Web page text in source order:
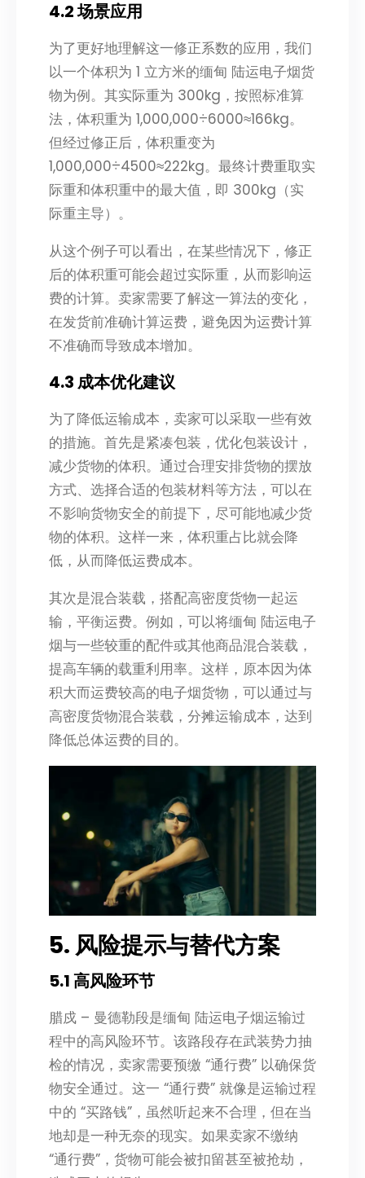
4.2 场景应用
为了更好地理解这一修正系数的应用，我们
以一个体积为 1 立方米的缅甸 陆运电子烟货
物为例。其实际重为 300kg，按照标准算
法，体积重为 1,000,000÷6000≈166kg。
但经过修正后，体积重变为
1,000,000÷4500≈222kg。最终计费重取实
际重和体积重中的最大值，即 300kg（实
际重主导）。
从这个例子可以看出，在某些情况下，修正
后的体积重可能会超过实际重，从而影响运
费的计算。卖家需要了解这一算法的变化，
在发货前准确计算运费，避免因为运费计算
不准确而导致成本增加。
4.3 成本优化建议
为了降低运输成本，卖家可以采取一些有效
的措施。首先是紧凑包装，优化包装设计，
减少货物的体积。通过合理安排货物的摆放
方式、选择合适的包装材料等方法，可以在
不影响货物安全的前提下，尽可能地减少货
物的体积。这样一来，体积重占比就会降
低，从而降低运费成本。
其次是混合装载，搭配高密度货物一起运
输，平衡运费。例如，可以将缅甸 陆运电子
烟与一些较重的配件或其他商品混合装载，
提高车辆的载重利用率。这样，原本因为体
积大而运费较高的电子烟货物，可以通过与
高密度货物混合装载，分摊运输成本，达到
降低总体运费的目的。
5. 风险提示与替代方案
5.1 高风险环节
腊戍 – 曼德勒段是缅甸 陆运电子烟运输过
程中的高风险环节。该路段存在武装势力抽
检的情况，卖家需要预缴 “通行费” 以确保货
物安全通过。这一 “通行费” 就像是运输过程
中的 “买路钱”，虽然听起来不合理，但在当
地却是一种无奈的现实。如果卖家不缴纳
“通行费”，货物可能会被扣留甚至被抢劫，